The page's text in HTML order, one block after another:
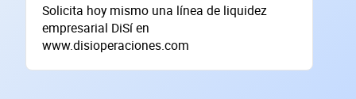
Solicita hoy mismo una línea de liquidez
empresarial DiSí en
www.disioperaciones.com